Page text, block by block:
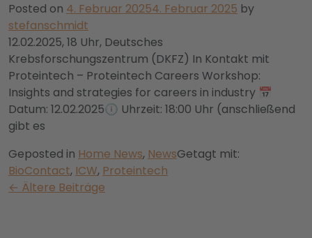
Posted on 4. Februar 20254. Februar 2025 by
stefanschmidt
12.02.2025, 18 Uhr, Deutsches
Krebsforschungszentrum (DKFZ) In Kontakt mit
Proteintech – Proteintech Careers Workshop:
Insights and strategies for careers in industry 📅
Datum: 12.02.2025🕕 Uhrzeit: 18:00 Uhr (anschließend
gibt es
Geposted in Home News, NewsGetagt mit:
BioContact, ICW, Proteintech
Beitrag
← Ältere Beiträge